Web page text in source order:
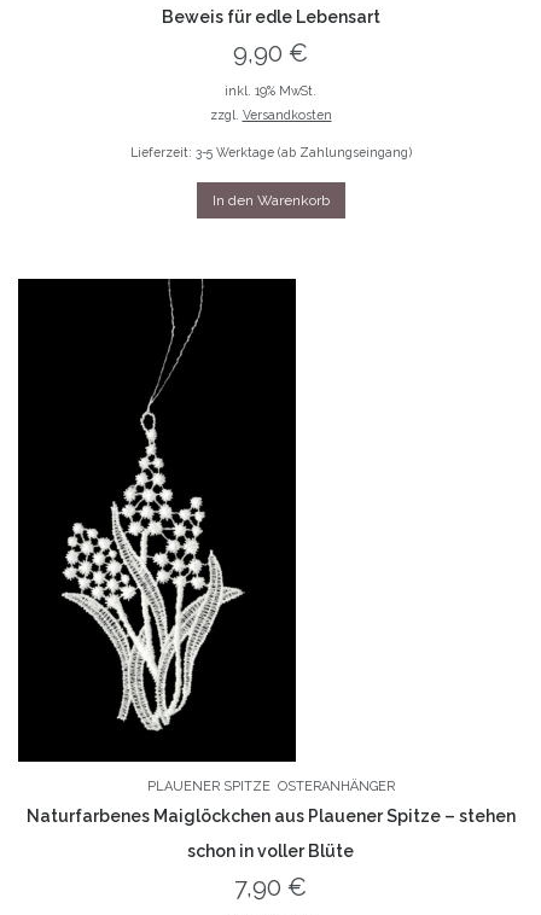
Beweis für edle Lebensart
9,90 €
inkl. 19% MwSt.
zzgl. Versandkosten
Lieferzeit: 3-5 Werktage (ab Zahlungseingang)
In den Warenkorb
PLAUENER SPITZE OSTERANHÄNGER
Naturfarbenes Maiglöckchen aus Plauener Spitze – stehen
schon in voller Blüte
7,90 €